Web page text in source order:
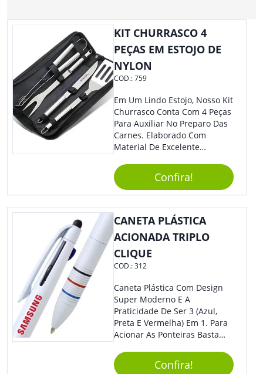
KIT CHURRASCO 4
PEÇAS EM ESTOJO DE
NYLON
COD.:759
Em Um Lindo Estojo, Nosso Kit
Churrasco Conta Com 4 Peças
Para Auxiliar No Preparo Das
Carnes. Elaborado Com
Material De Excelente
Tradicional, Sem Dúvidas É O
Brinde Certo Para Todos Os
Públicos. Personalize-O Com
Sua Marca. Seus Clientes E
Colaboradores Com Certeza
Confira!
CANETA PLÁSTICA
ACIONADA TRIPLO
CLIQUE
COD.:312
Caneta Plástica Com Design
Super Moderno E A
Praticidade De Ser 3 (Azul,
Preta E Vermelha) Em 1. Para
Acionar As Ponteiras Basta
Baixo.
Confira!